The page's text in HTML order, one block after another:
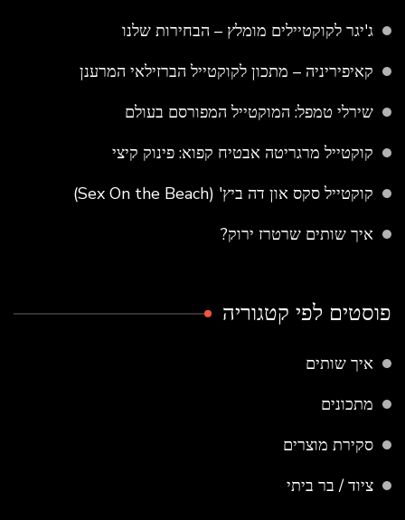
ג'יגר לקוקטיילים מומלץ – הבחירות שלנו
קאיפיריניה – מתכון לקוקטייל הברזילאי המרענן
שירלי טמפל: המוקטייל המפורסם בעולם
קוקטייל מרגריטה אבטיח קפוא: פינוק קיצי
קוקטייל סקס און דה ביץ' (Sex On the Beach)
איך שותים שרטרז ירוק?
פוסטים לפי קטגוריה
איך שותים
מתכונים
סקירת מוצרים
ציוד / בר ביתי